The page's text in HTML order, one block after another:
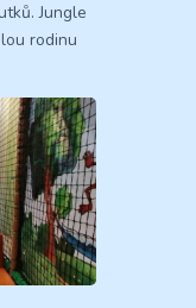
Jungle
rodinu